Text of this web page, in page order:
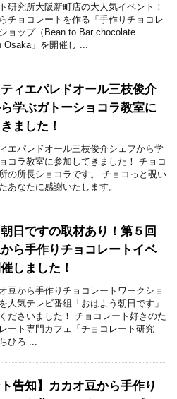
研究所大阪新町店の大人気イベント！
チョコレートを作る「手作りチョコレ
ョップ（Bean to Bar chocolate
Osaka」を開催し ...
ィエパレドオール三枝俊介
学ぶガトーショコラ教室に
ました！
エパレドオール三枝俊介シェフから学
コラ教室に参加してきました！ チョコ
の所長ショコラです。 チョコっと覗い
あなたに感謝いたします。
日ですの取材あり！第５回
ら手作りチョコレートイベ
しました！
豆から手作りチョコレートワークショ
人気テレビ番組「おはよう朝日です」
ださいました！ チョコレート好きのた
ート専門カフェ「チョコレート研究
ひろ ...
ト告知】カカオ豆から手作り